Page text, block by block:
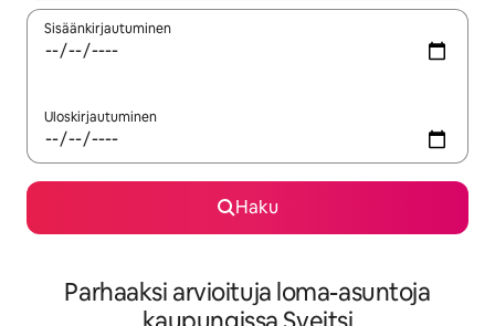
Sisäänkirjautuminen
Uloskirjautuminen
Haku
Parhaaksi arvioituja loma-asuntoja